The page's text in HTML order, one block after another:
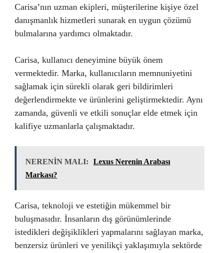
Carisa’nın uzman ekipleri, müşterilerine kişiye özel
danışmanlık hizmetleri sunarak en uygun çözümü
bulmalarına yardımcı olmaktadır.
Carisa, kullanıcı deneyimine büyük önem
vermektedir. Marka, kullanıcıların memnuniyetini
sağlamak için sürekli olarak geri bildirimleri
değerlendirmekte ve ürünlerini geliştirmektedir. Aynı
zamanda, güvenli ve etkili sonuçlar elde etmek için
kalifiye uzmanlarla çalışmaktadır.
NERENİN MALI:
Lexus Nerenin Arabası
Markası?
Carisa, teknoloji ve estetiğin mükemmel bir
buluşmasıdır. İnsanların dış görünümlerinde
istedikleri değişiklikleri yapmalarını sağlayan marka,
benzersiz ürünleri ve yenilikçi yaklaşımıyla sektörde